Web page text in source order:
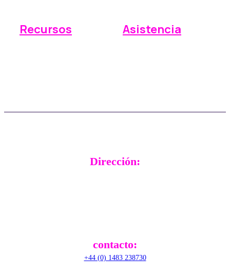
Recursos Asistencia
Dirección:
contacto:
+44 (0) 1483 238730